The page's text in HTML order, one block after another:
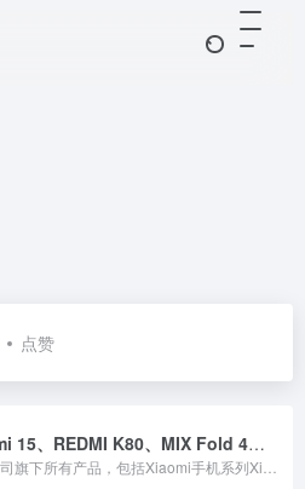
点赞
小米商城 – Xiaomi 15、REDMI K80、MIX Fold 4，小米电视官方网